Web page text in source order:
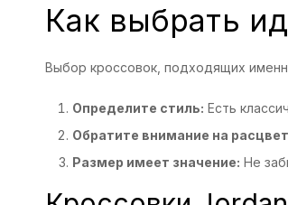
Как выбрать
Выбор кроссовок, подходящих
Определите стиль: Есть
Обратите внимание на
Размер имеет значение: Не